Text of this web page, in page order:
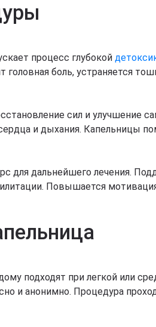
процесс глубокой
головная боль, устраняется
сил и улучшение
и дыхания. Капельницы
для дальнейшего лечения.
Повышается
подходят при легкой или
и анонимно. Процедура